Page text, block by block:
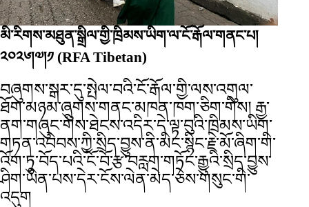
མི་རིགས་མཐུན་སྒྲིལ་གྱི་ཁྲིམས་ཡིག་ལ་ངོ་རྒོལ་གནང་པ།
༢༠༢༦།༧།༡ (RFA Tibetan)
བཞུགས་སྒར་དུ་སྤེལ་བའི་ངོ་རྒོལ་གྱི་ལས་འགུལ་
ཐོག་མཉམ་ཞུགས་གནང་མཁན་ཁག་ཅིག་གིས། རྒྱ་
ནག་གཞུང་གིས་ཐེངས་འདིར་དེ་ལྟ་བུའི་ཁྲིམས་ཡིག་
གཏན་འབེབས་ཀྱི་སྲིད་བྱུས་ནི་མིང་སྙིང་རྗེ་མོ་ཞིག་གི་
འོག་ཏུ་བོད་པའི་ངོ་བོ་རྩ་བརླག་གཏོང་རྒྱུའི་སྲིད་བྱུས་
ཤིག་ཡིན་པས་དེར་ངོས་ལེན་མེད་ཅེས་གསུང་གི་
འདུག